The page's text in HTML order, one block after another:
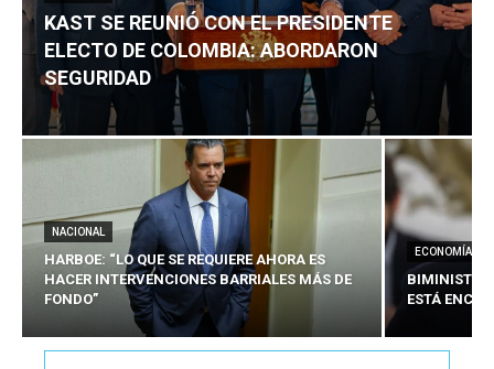
KAST SE REUNIÓ CON EL PRESIDENTE
ELECTO DE COLOMBIA: ABORDARON
SEGURIDAD
NACIONAL
HARBOE: “LO QUE SE REQUIERE AHORA ES
HACER INTERVENCIONES BARRIALES MÁS DE
FONDO”
ECONOMÍA
BIMINISTRO
ESTÁ